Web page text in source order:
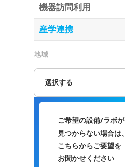
機器訪問利用
産学連携
地域
選択する
ご希望の設備/ラボが
見つからない場合は、
こちらからご要望を
お聞かせください